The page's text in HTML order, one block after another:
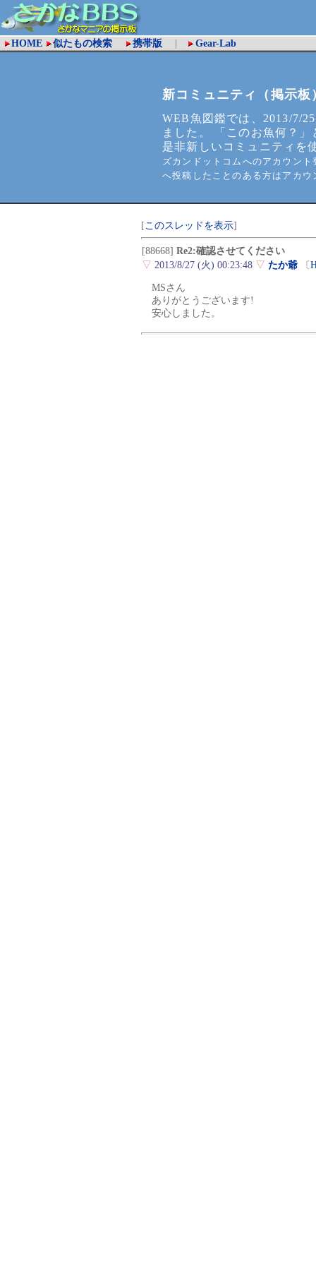
HOME 似たもの検索 携帯版 Gear-Lab
新コミュニティ（掲示
WEB魚図鑑では、2013/7/
ました。 「このお魚何？
是非新しいコミュニティを
ズカンドットコムへのアカウン
へ投稿したことのある方はアカ
[このスレッドを表示]
[88668] Re2:確認させてください
▽ 2013/8/27 (火) 00:23:48 ▽ たか爺 〔
MSさん
ありがとうございます!
安心しました。